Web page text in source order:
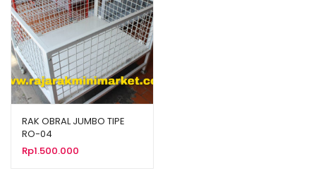
RAK OBRAL JUMBO TIPE
RO-04
Rp1.500.000